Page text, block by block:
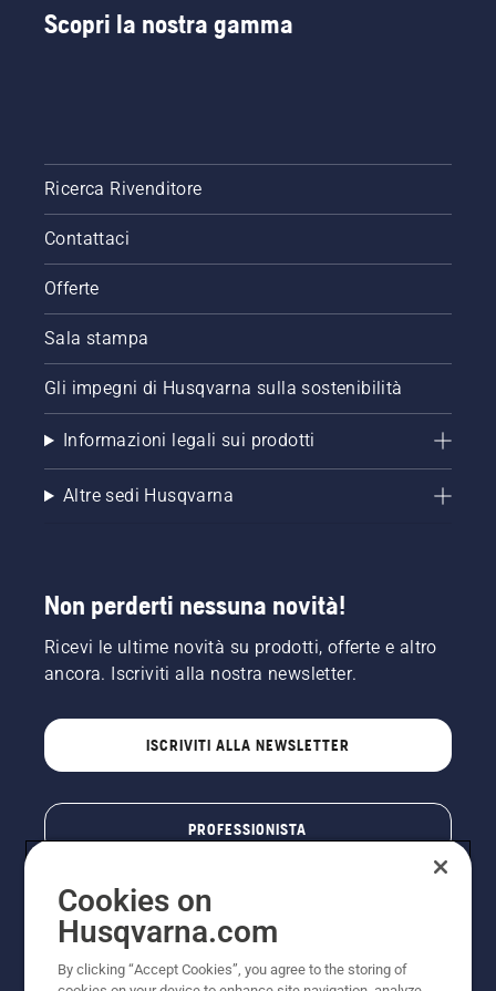
Scopri la nostra gamma
Ricerca Rivenditore
Contattaci
Offerte
Sala stampa
Gli impegni di Husqvarna sulla sostenibilità
Informazioni legali sui prodotti
Altre sedi Husqvarna
Non perderti nessuna novità!
Ricevi le ultime novità su prodotti, offerte e altro
ancora. Iscriviti alla nostra newsletter.
ISCRIVITI ALLA NEWSLETTER
PROFESSIONISTA
Cookies on
Husqvarna.com
By clicking “Accept Cookies”, you agree to the storing of